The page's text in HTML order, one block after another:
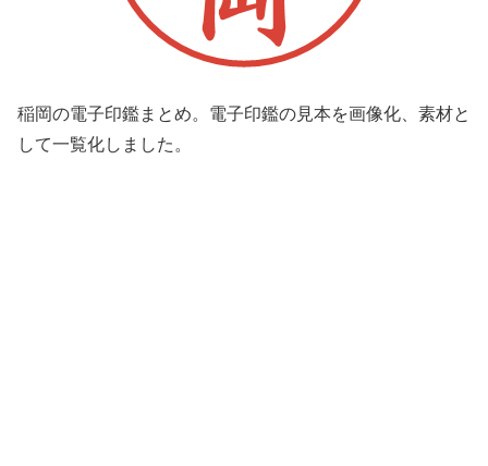
稲岡の電子印鑑まとめ。電子印鑑の見本を画像化、素材と
して一覧化しました。